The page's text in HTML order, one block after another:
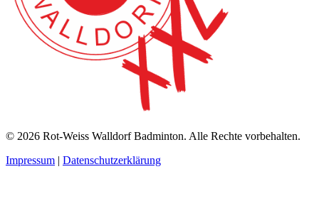
© 2026 Rot-Weiss Walldorf Badminton. Alle Rechte vorbehalten.
Impressum | Datenschutzerklärung